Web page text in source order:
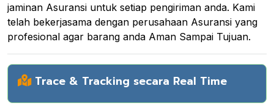
jaminan Asuransi untuk setiap pengiriman anda. Kami
telah bekerjasama dengan perusahaan Asuransi yang
profesional agar barang anda Aman Sampai Tujuan.
Trace & Tracking secara Real Time